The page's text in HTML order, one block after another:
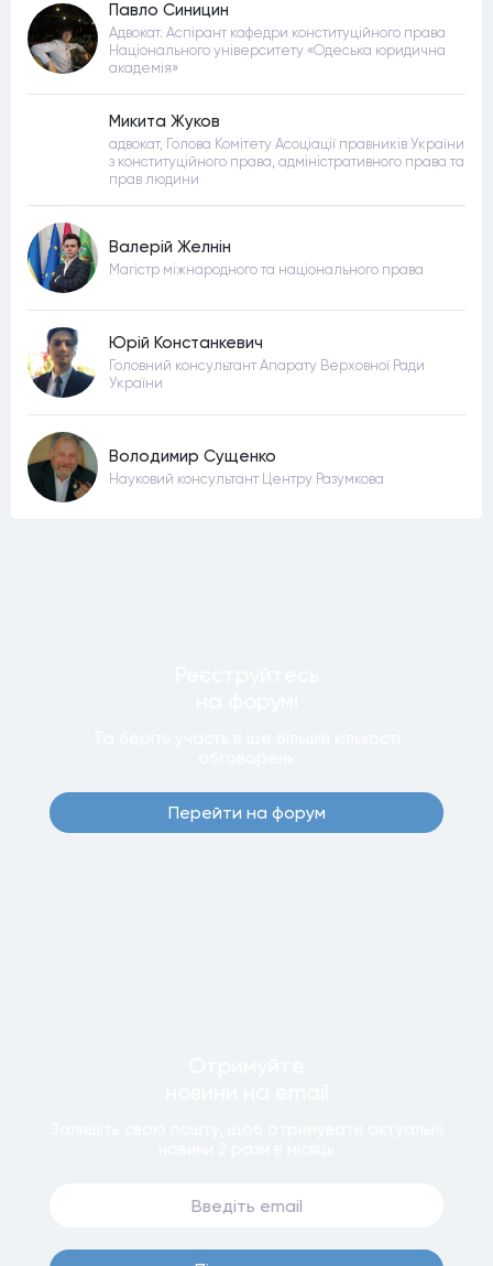
Павло Синицин
Адвокат. Аспірант кафедри конституційного права
Національного університету «Одеська юридична
академія»
Микита Жуков
адвокат, Голова Комітету Асоціації правників України
з конституційного права, адміністративного права та
прав людини
Валерій Желнін
Магістр міжнародного та національного права
Юрій Констанкевич
Головний консультант Апарату Верховної Ради
України
Володимир Сущенко
Науковий консультант Центру Разумкова
Перейти на форум